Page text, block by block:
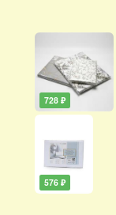
728 ₽
576 ₽